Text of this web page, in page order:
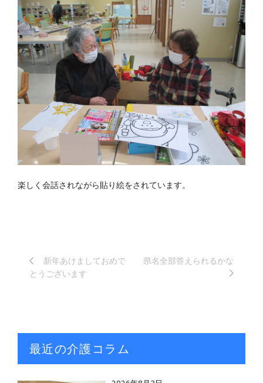
楽しく会話されながら貼り絵をされています。
新年あけましておめで
とうございます
県名全部答えられるかな
最近の介護コラム